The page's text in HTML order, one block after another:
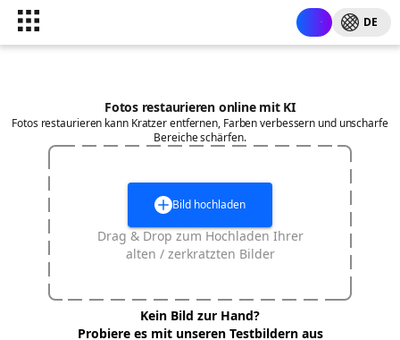
DE
Fotos restaurieren online mit KI
Fotos restaurieren kann Kratzer entfernen, Farben verbessern und unscharfe
Bereiche schärfen.
Bild hochladen
Drag & Drop zum Hochladen Ihrer
alten / zerkratzten Bilder
Kein Bild zur Hand?
Probiere es mit unseren Testbildern aus